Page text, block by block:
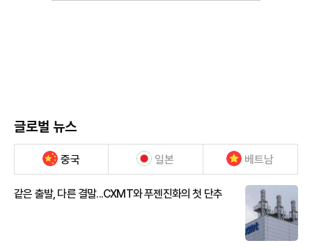
글로벌 뉴스
중국 일본 베트남
같은 출발, 다른 결말...CXMT와 푸젠진화의 첫 단추